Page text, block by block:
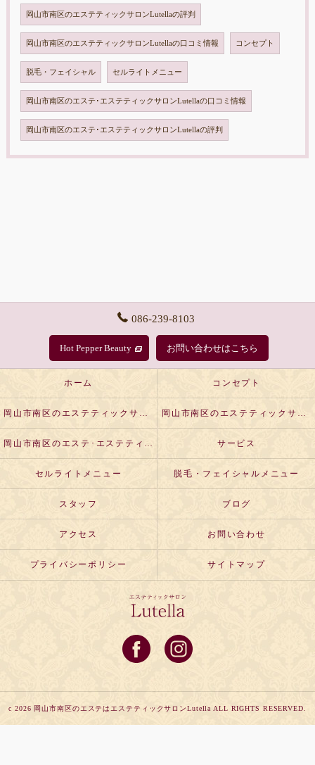
岡山市南区のエステティックサロンLutellaの評判
岡山市南区のエステティックサロンLutellaの口コミ情報 コンセプト
脱毛・フェイシャル セルライトメニュー
岡山市南区のエステ･エステティックサロンLutellaの口コミ情報
岡山市南区のエステ･エステティックサロンLutellaの評判
086-239-8103
Hot Pepper Beauty お問い合わせはこちら
ホーム コンセプト
岡山市南区のエステティックサロンLutellaの口コミ情報 岡山市南区のエステティックサロンLutellaの評判
岡山市南区のエステ･エステティックサロンLutellaのお客様の声 サービス
セルライトメニュー 脱毛・フェイシャルメニュー
スタッフ ブログ
アクセス お問い合わせ
プライバシーポリシー サイトマップ
c 2026 岡山市南区のエステはエステティックサロンLutella ALL RIGHTS RESERVED.